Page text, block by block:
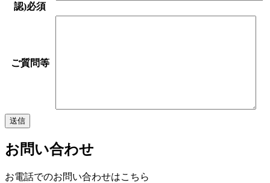
認)必須
ご質問等
お問い合わせ
お電話でのお問い合わせはこちら